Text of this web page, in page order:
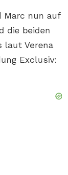
Marc nun auf
die beiden
laut Verena
Exclusiv: